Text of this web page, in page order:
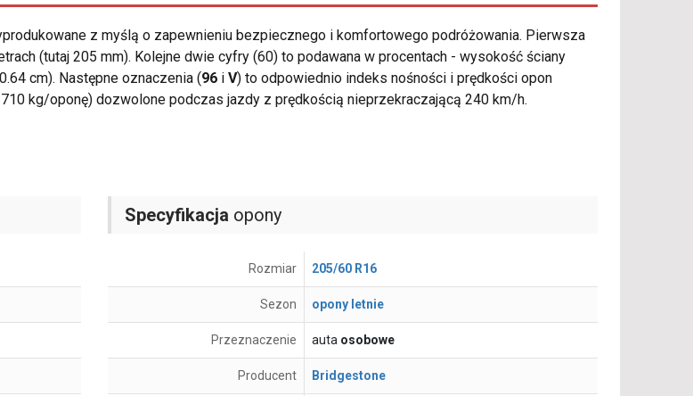
z myślą o zapewnieniu bezpiecznego i komfortowego podróżowania. Pierwsza
(tutaj 205 mm). Kolejne dwie cyfry (60) to podawana w procentach - wysokość ściany
cm). Następne oznaczenia (96 i V) to odpowiednio indeks nośności i prędkości opon
kg/oponę) dozwolone podczas jazdy z prędkością nieprzekraczającą 240 km/h.
Specyfikacja opony
Rozmiar 205/60 R16
Sezon opony letnie
Przeznaczenie auta osobowe
Producent Bridgestone